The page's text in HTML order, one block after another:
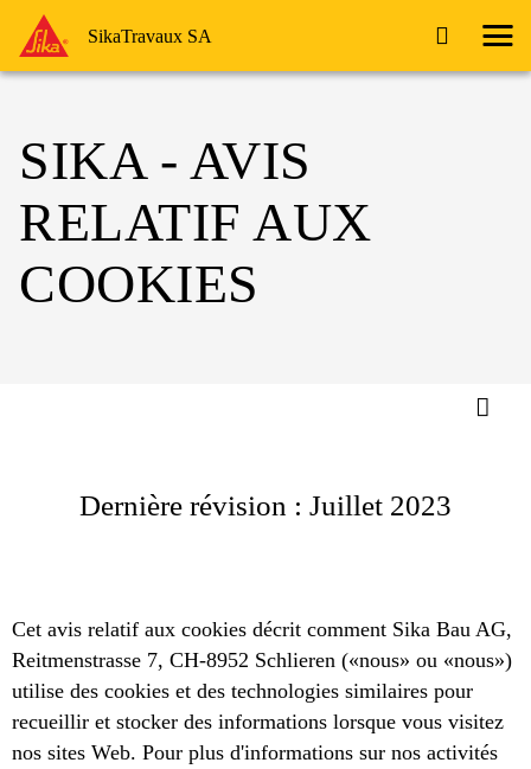
SikaTravaux SA
SIKA - AVIS
RELATIF AUX
COOKIES
Dernière révision : Juillet 2023
Cet avis relatif aux cookies décrit comment Sika Bau AG,
Reitmenstrasse 7, CH-8952 Schlieren («nous» ou «nous»)
utilise des cookies et des technologies similaires pour
recueillir et stocker des informations lorsque vous visitez
nos sites Web. Pour plus d'informations sur nos activités